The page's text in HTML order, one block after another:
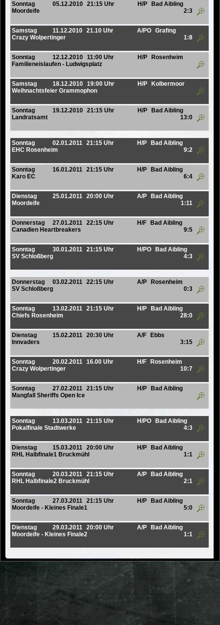
Sonntag 05.12.2010 21:15 Uhr H/P
Bad Aibling
Moordeife
2:3
Samstag 11.12.2010 21.10 Uhr A/PO Grafing
Crazy Wolpertinger
1:8
Sonntag 12.12.2010 11:00 Uhr H/P
Rosenheim
Familieneislaufen - Ludwigsplatz
Samstag 18.12.2010 19:00 Uhr H/P
Kolbermoor
Weihnachtsfeier Grammophon
Sonntag 19.12.2010 21:15 Uhr H/P
Bad Aibling
Landratsamt
13:0
Sonntag 02.01.2011 21:15 Uhr H/P
Bad Aibling
EHC Rosenheim
9:2
Sonntag 16.01.2011 21:15 Uhr H/P
Bad Aibling
Karo EC
6:4
Dienstag 25.01.2011 20:00 Uhr A/P
Bad Aibling
Moordeife
1:11
Donnerstag 27.01.2011 22:15 Uhr H/F
Bad Aibling
Canadien Heartbreakers
9:5
Sonntag 30.01.2011 21:15 Uhr H/PO
Bad Aibling
SV Schloßberg
4:3
Donnerstag 03.02.2011 22:15 Uhr A/P
Rosenheim
SV Schloßberg
0:3
Sonntag 13.02.2011 21:15 Uhr H/P
Bad Aibling
Chiefs Rosenheim
28:0
Dienstag 15.02.2011 20:30 Uhr A/F
Ebbs
Innvaders
3:15
Sonntag 20.02.2011 16.00 Uhr H/F
Rosenheim
Crazy Wolpertinger
10:7
Sonntag 27.02.2011 21:15 Uhr H/P
Bad Aibling
Mangfall Sheriffs Open Ice
Sonntag 13.03.2011 21:15 Uhr H/PO
Bad Aibling
Pokalfinale Stadtwerke
4:3
Dienstag 15.03.2011 20:00 Uhr H/P
Bad Aibling
RHL Halbfinale1 Bruckmühl
1:1
Sonntag 20.03.2011 21:15 Uhr A/P
Bad Aibling
RHL Halbfinale2 Bruckmühl
2:1
Sonntag 27.03.2011 21:15 Uhr H/P
Bad Aibling
Moordeife - Kleines Finale1
5:0
Dienstag 29.03.2011 20:00 Uhr A/P
Bad Aibling
Moordeife - Kleines Finale2
1:1